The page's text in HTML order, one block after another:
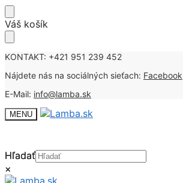
Skip
to
Skip
to
Váš košík
KONTAKT: +421 951 239 452
Nájdete nás na sociálných sieťach: Facebook
E-Mail: info@lamba.sk
MENU
Hľadať
×
Hľadať
×